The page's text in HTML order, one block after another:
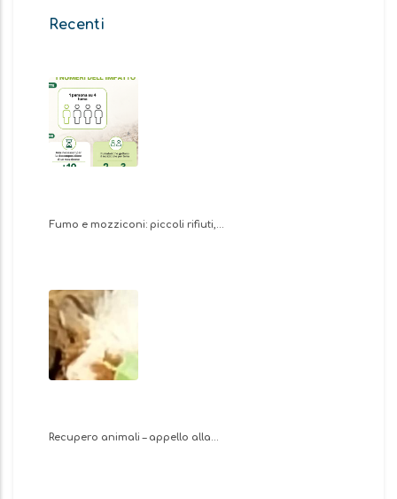
Recenti
Fumo e mozziconi: piccoli rifiuti,…
Recupero animali – appello alla…